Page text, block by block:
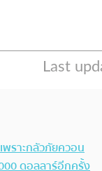
พราะกลัวภัยควอน
ดอลลาร์อีกครั้ง